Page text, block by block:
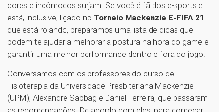
dores e incômodos surjam. Se você é fã dos e-sports e
está, inclusive, ligado no Torneio Mackenzie E-FIFA 21
que está rolando, preparamos uma lista de dicas que
podem te ajudar a melhorar a postura na hora do game e
garantir uma melhor performance dentro e fora do jogo.
Conversamos com os professores do curso de
Fisioterapia da Universidade Presbiteriana Mackenzie
(UPM), Alexandre Sabbag e Daniel Ferreira, que passaram